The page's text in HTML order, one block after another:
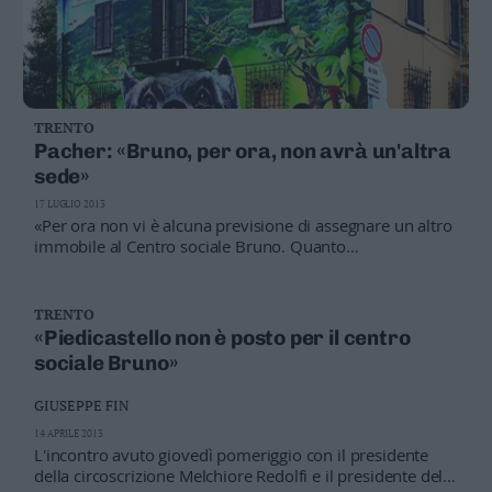
TRENTO
Pacher: «Bruno, per ora, non avrà un'altra
sede»
«Per ora non vi è alcuna previsione di assegnare un altro
immobile al Centro sociale Bruno. Quanto
giudiziaria e vi è stata una condanna alla pena di una
multa». Così ieri in aula il presidente Pacher ha risposto
ad un'interrogazione di Savoi (Lega)
17 LUGLIO 2013
TRENTO
«Piedicastello non è posto per il centro
sociale Bruno»
L'incontro avuto giovedì pomeriggio con il presidente
della circoscrizione Melchiore Redolfi e il presidente della
GIUSEPPE FIN
14 APRILE 2013